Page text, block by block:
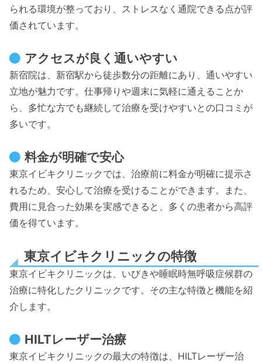
られる環境が整っており、ストレスなく通院できる点が評
価されています。
アクセスが良く通いやすい
新宿院は、新宿駅から徒歩数分の距離にあり、通いやすい
立地が魅力です。仕事帰りや週末に気軽に通えることか
ら、多忙な方でも継続して治療を受けやすいとの口コミが
多いです。
料金が明確で安心
東京イビキクリニックでは、治療前に料金が明確に提示さ
れるため、安心して治療を受けることができます。また、
費用に見合った効果を実感できると、多くの患者から高評
価を得ています。
東京イビキクリニックの特徴
東京イビキクリニックは、いびきや睡眠時無呼吸症候群の
治療に特化したクリニックです。その主な特徴と機能を紹
介します。
HILTレーザー治療
東京イビキクリニックの最大の特徴は、HILTレーザー治